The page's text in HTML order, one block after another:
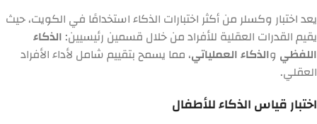
يعد اختبار وكسلر من أكثر اختبارات الذكاء استخدامًا في الكويت، حيث
يقيم القدرات العقلية للأفراد من خلال قسمين رئيسيين: الذكاء
اللفظي والذكاء العملياتي، مما يسمح بتقييم شامل لأداء الأفراد
العقلي.
اختبار قياس الذكاء للأطفال